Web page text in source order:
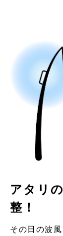
アタリ
整！
その日の波